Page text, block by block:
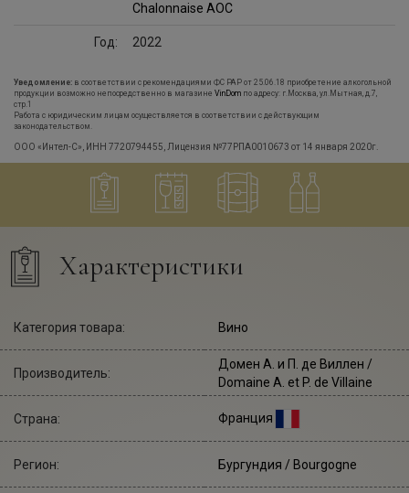
Chalonnaise AOC
Год: 2022
Уведомление: в соответствии с рекомендациями ФС РАР от 25.06.18 приобретение алкогольной
продукции возможно непосредственно в магазине VinDom по адресу: г.Москва, ул.Мытная, д.7,
стр.1
Работа с юридическим лицам осуществляется в соответствии с действующим
законодательством.
ООО «Интел-С», ИНН 7720794455, Лицензия №77РПА0010673 от 14 января 2020г.
Характеристики
Категория товара: Вино
Производитель:
Домен А. и П. де Виллен /
Domaine A. et P. de Villaine
Страна: Франция
Регион: Бургундия / Bourgogne